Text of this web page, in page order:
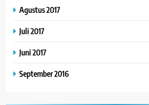
Agustus 2017
Juli 2017
Juni 2017
September 2016